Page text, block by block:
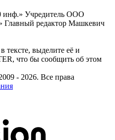
инф.» Учредитель ООО
Главный редактор Машкевич
выделите её и
что бы сообщить об этом
- 2026. Все права